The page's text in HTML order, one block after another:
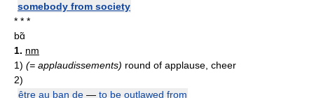
somebody from society
* * *
bɑ̃
1. nm
1) (= applaudissements) round of applause, cheer
2)
être au ban de — to be outlawed from